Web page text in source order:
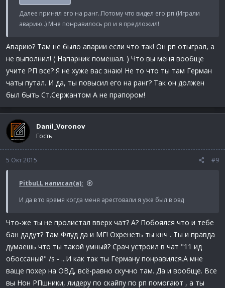
Далее принял его на ранг..Потому что видел его рп (Играли
аварию..) Мне понравилось рп и я предложил!
Аварию? Там не было аварии если что так! Он рп отыграл, а
не выполнил! ( Напарник помешал. ) Что вы меня вообще
учите РП все? Я не хуже вас знаю! Не то что ты там Герман
чаты путал. И да, ты повысил его на ранг? Так он должен
был быть Ст.Сержантом А не прапором!
Danil_Voronov
Гость
5 Окт 2015 #9
PitbuLL написал(а):
И да в то время когда меня арестовали я уже был в овд
Что-же ты не пролистал вверх чат? А? Побоялся что и тебе
бан дадут? Там Флуд да и МГ! Охренеть ты кнч . Ты и правда
думаешь что ты такой умный? Срач устроил в чат "11 ид
обоссаный" /s - ...И как так ты Герману понравился.А мне
ваще похер на ОВД, всё-равно скучно там. Да и вообще. Все
вы Нон РПшники, лидеру по скайпу по рп помогают , а ты